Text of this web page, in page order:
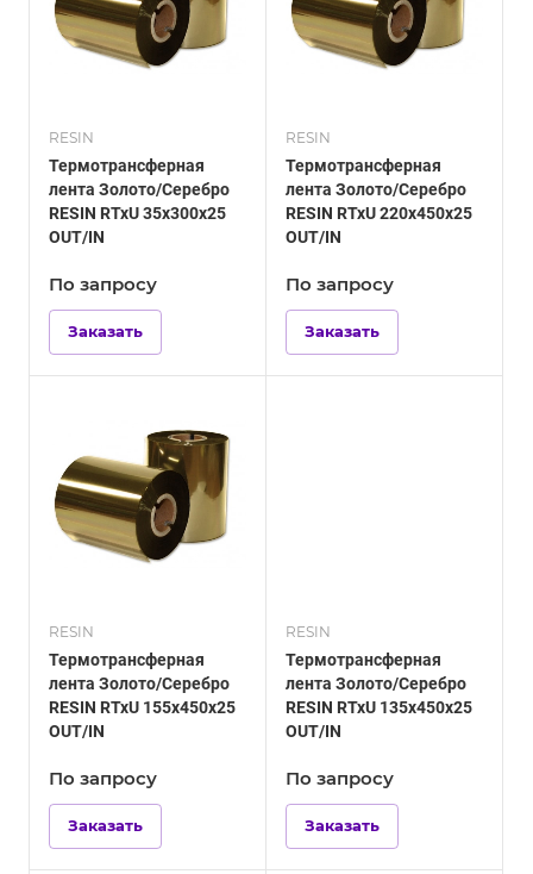
RESIN
Термотрансферная
лента Золото/Серебро
RESIN RTxU 35х300х25
OUT/IN
По запросу
Заказать
RESIN
Термотрансферная
лента Золото/Серебро
RESIN RTxU 220х450х25
OUT/IN
По запросу
Заказать
RESIN
Термотрансферная
лента Золото/Серебро
RESIN RTxU 155х450х25
OUT/IN
По запросу
Заказать
RESIN
Термотрансферная
лента Золото/Серебро
RESIN RTxU 135х450х25
OUT/IN
По запросу
Заказать